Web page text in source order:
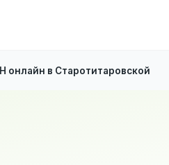
онлайн в Старотитаровской